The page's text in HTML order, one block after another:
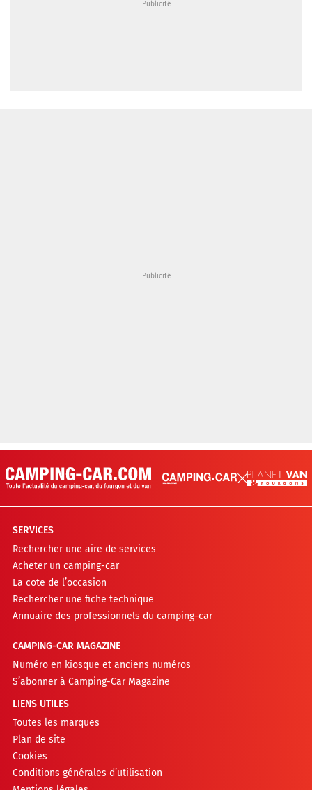
SERVICES
Rechercher une aire de services
Acheter un camping-car
La cote de l’occasion
Rechercher une fiche technique
Annuaire des professionnels du camping-car
CAMPING-CAR MAGAZINE
Numéro en kiosque et anciens numéros
S’abonner à Camping-Car Magazine
LIENS UTILES
Toutes les marques
Plan de site
Cookies
Conditions générales d’utilisation